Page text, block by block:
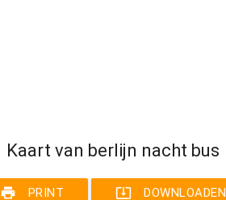
Kaart van berlijn nacht bus
print PRINT system_update_alt DOWNLOADEN